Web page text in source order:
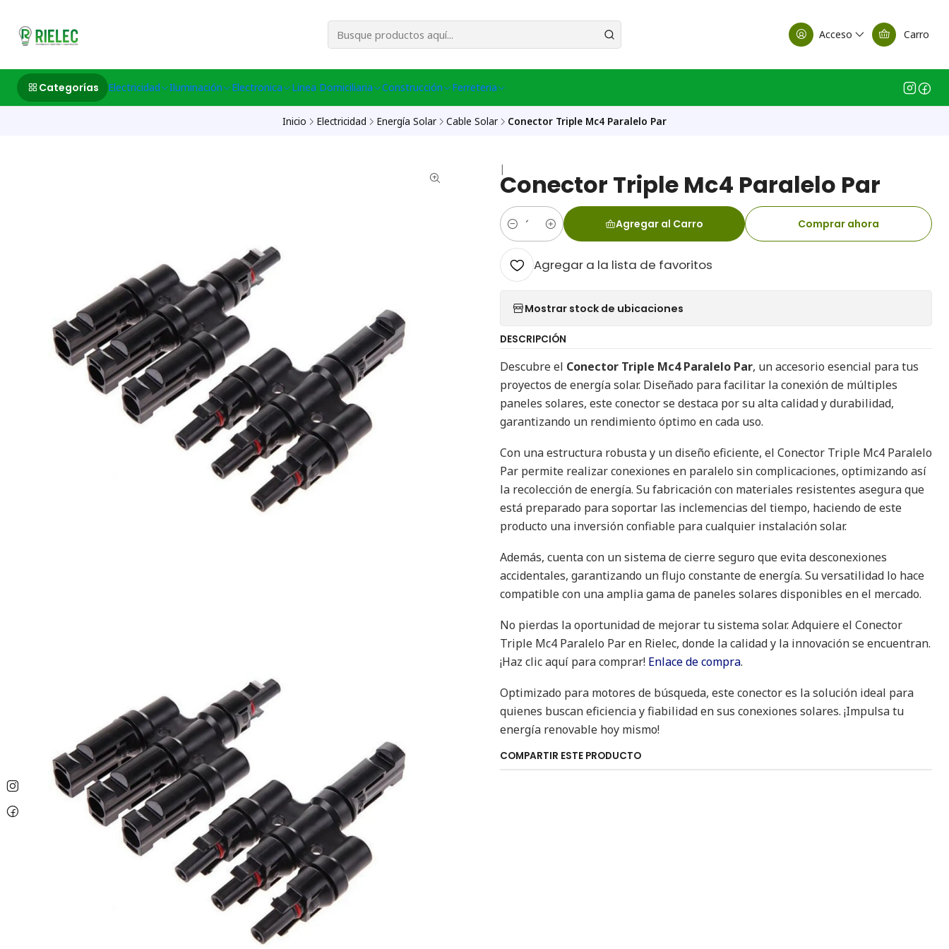
Acceso Carro
Categorías Electricidad Iluminación Electronica Linea Domiciliaria Construcción Ferreteria
Inicio Electricidad Energía Solar Cable Solar Conector Triple Mc4 Paralelo Par
|
Conector Triple Mc4 Paralelo Par
Cantidad
Agregar al Carro Comprar ahora
Agregar a la lista de favoritos
Mostrar stock de ubicaciones
DESCRIPCIÓN
Descubre el Conector Triple Mc4 Paralelo Par, un accesorio esencial para tus
proyectos de energía solar. Diseñado para facilitar la conexión de múltiples
paneles solares, este conector se destaca por su alta calidad y durabilidad,
garantizando un rendimiento óptimo en cada uso.
Con una estructura robusta y un diseño eficiente, el Conector Triple Mc4 Paralelo
Par permite realizar conexiones en paralelo sin complicaciones, optimizando así
la recolección de energía. Su fabricación con materiales resistentes asegura que
está preparado para soportar las inclemencias del tiempo, haciendo de este
producto una inversión confiable para cualquier instalación solar.
Además, cuenta con un sistema de cierre seguro que evita desconexiones
accidentales, garantizando un flujo constante de energía. Su versatilidad lo hace
compatible con una amplia gama de paneles solares disponibles en el mercado.
No pierdas la oportunidad de mejorar tu sistema solar. Adquiere el Conector
Triple Mc4 Paralelo Par en Rielec, donde la calidad y la innovación se encuentran.
¡Haz clic aquí para comprar! Enlace de compra.
Optimizado para motores de búsqueda, este conector es la solución ideal para
quienes buscan eficiencia y fiabilidad en sus conexiones solares. ¡Impulsa tu
energía renovable hoy mismo!
COMPARTIR ESTE PRODUCTO